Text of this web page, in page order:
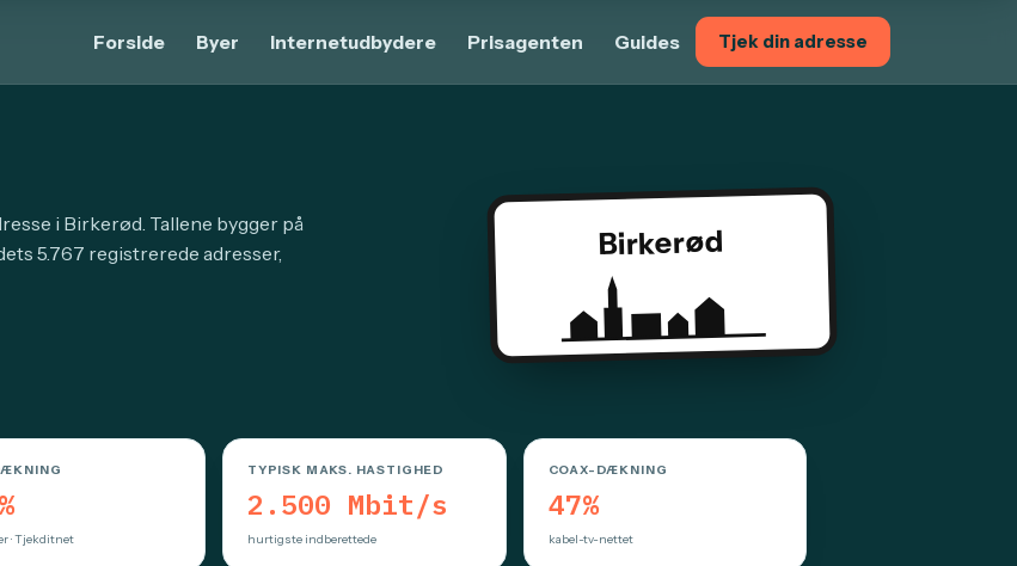
Forside Byer Internetudbydere Prisagenten Guides Tjek din adresse
i Birkerød. Tallene bygger på
5.767 registrerede adresser,
Birkerød
· Tjekditnet
TYPISK MAKS. HASTIGHED
2.500 Mbit/s
hurtigste indberettede
COAX-DÆKNING
47%
kabel-tv-nettet